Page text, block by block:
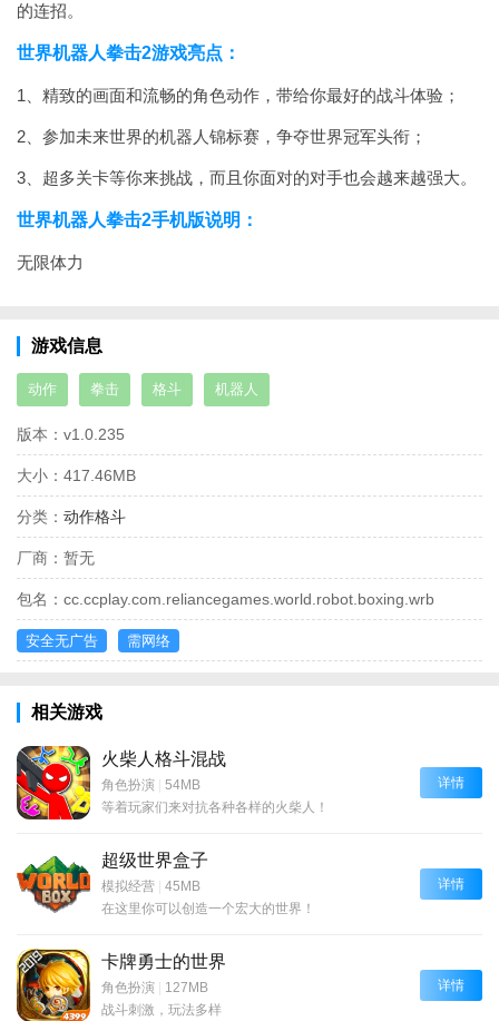
的连招。
世界机器人拳击2游戏亮点：
1、精致的画面和流畅的角色动作，带给你最好的战斗体验；
2、参加未来世界的机器人锦标赛，争夺世界冠军头衔；
3、超多关卡等你来挑战，而且你面对的对手也会越来越强大。
世界机器人拳击2手机版说明：
无限体力
游戏信息
动作 拳击 格斗 机器人
版本： v1.0.235
大小： 417.46MB
分类： 动作格斗
厂商： 暂无
包名： cc.ccplay.com.reliancegames.world.robot.boxing.wrb
安全无广告 需网络
相关游戏
火柴人格斗混战
角色扮演 | 54MB
等着玩家们来对抗各种各样的火柴人！
详情
超级世界盒子
模拟经营 | 45MB
在这里你可以创造一个宏大的世界！
详情
卡牌勇士的世界
角色扮演 | 127MB
战斗刺激，玩法多样
详情